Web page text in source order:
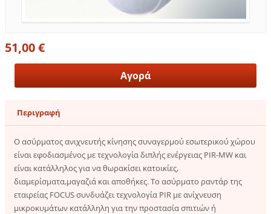
51,00 €
Περιγραφή
Ο ασύρματος ανιχνευτής κίνησης συναγερμού εσωτερικού χώρου
είναι εφοδιασμένος με τεχνολογία διπλής ενέργειας PIR-MW και
είναι κατάλληλος για να θωρακίσει κατοικίες,
διαμερίσματα,μαγαζιά και αποθήκες. Το ασύρματο ραντάρ της
εταιρείας FOCUS συνδυάζει τεχνολογία PIR με ανίχνευση
μικροκυμάτων κατάλληλη για την προστασία σπιτιών ή